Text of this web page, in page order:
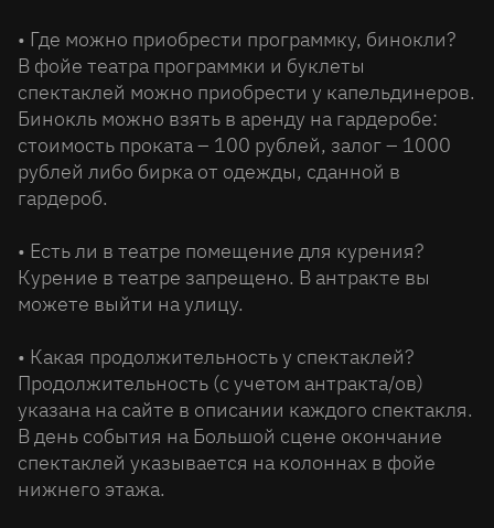
• Где можно приобрести программку, бинокли?
В фойе театра программки и буклеты
спектаклей можно приобрести у капельдинеров.
Бинокль можно взять в аренду на гардеробе:
стоимость проката – 100 рублей, залог – 1000
рублей либо бирка от одежды, сданной в
гардероб.
• Есть ли в театре помещение для курения?
Курение в театре запрещено. В антракте вы
можете выйти на улицу.
• Какая продолжительность у спектаклей?
Продолжительность (с учетом антракта/ов)
указана на сайте в описании каждого спектакля.
В день события на Большой сцене окончание
спектаклей указывается на колоннах в фойе
нижнего этажа.